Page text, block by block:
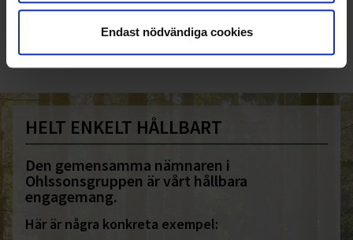
Endast nödvändiga cookies
010-45 00 200​
info@ohlssons.se
HELT ENKELT HÅLLBART
Den gemensamma nämnaren i
Ohlssonsgruppen är vårt hållbara
engagemang.
Här är några konkreta exempel: